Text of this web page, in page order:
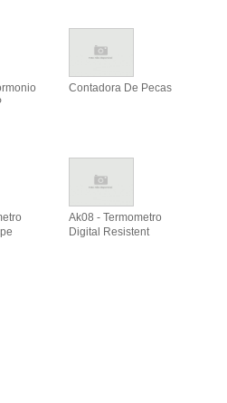
Contadora De Pecas
Ak08 - Termometro
Digital Resistent